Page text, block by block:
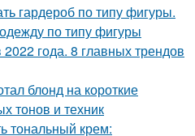
гардероб по типу фигуры.
по типу фигуры
года. 8 главных трендов
блонд на короткие
тонов и техник
тональный крем: